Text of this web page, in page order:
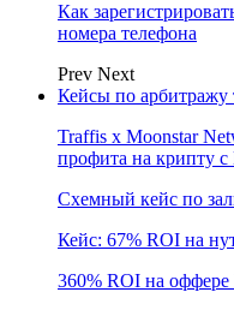
Как
номера телефона
Prev Next
Кейсы по арбитражу
Traffis x Moonstar
профита на крипту
Схемный кейс по
Кейс: 67% ROI на
360% ROI на